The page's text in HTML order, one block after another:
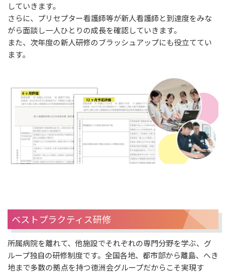
していきます。
さらに、プリセプター看護師等が新人看護師と到達度をみな
がら面談し一人ひとりの成長を確認していきます。
また、次年度の新人研修のブラッシュアップにも役立ててい
ます。
ベストプラクティス研修
所属病院を離れて、他施設でそれぞれの専門分野を学ぶ、グ
ループ独自の研修制度です。全国各地、都市部から離島、へき
地まで多数の拠点を持つ徳洲会グループだからこそ実現す